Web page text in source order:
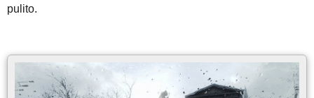
pulito.